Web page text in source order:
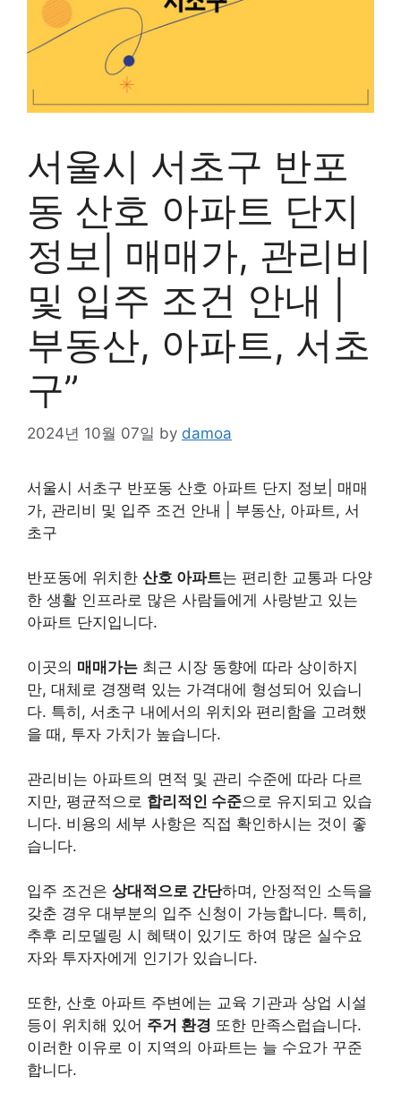
서울시 서초구 반포
동 산호 아파트 단지
정보| 매매가, 관리비
및 입주 조건 안내 |
부동산, 아파트, 서초
구”
2024년 10월 07일 by damoa
서울시 서초구 반포동 산호 아파트 단지 정보| 매매
가, 관리비 및 입주 조건 안내 | 부동산, 아파트, 서
초구
반포동에 위치한 산호 아파트는 편리한 교통과 다양
한 생활 인프라로 많은 사람들에게 사랑받고 있는
아파트 단지입니다.
이곳의 매매가는 최근 시장 동향에 따라 상이하지
만, 대체로 경쟁력 있는 가격대에 형성되어 있습니
다. 특히, 서초구 내에서의 위치와 편리함을 고려했
을 때, 투자 가치가 높습니다.
관리비는 아파트의 면적 및 관리 수준에 따라 다르
지만, 평균적으로 합리적인 수준으로 유지되고 있습
니다. 비용의 세부 사항은 직접 확인하시는 것이 좋
습니다.
입주 조건은 상대적으로 간단하며, 안정적인 소득을
갖춘 경우 대부분의 입주 신청이 가능합니다. 특히,
추후 리모델링 시 혜택이 있기도 하여 많은 실수요
자와 투자자에게 인기가 있습니다.
또한, 산호 아파트 주변에는 교육 기관과 상업 시설
등이 위치해 있어 주거 환경 또한 만족스럽습니다.
이러한 이유로 이 지역의 아파트는 늘 수요가 꾸준
합니다.